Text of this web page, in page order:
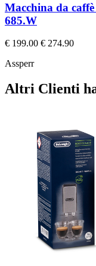
Macchina da
685.W
€ 199.00 € 274.90
Assperr
Altri Clienti